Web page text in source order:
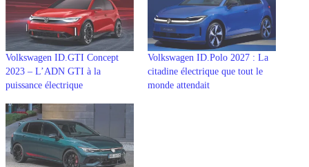
Volkswagen ID.GTI Concept
2023 – L’ADN GTI à la
puissance électrique
Volkswagen ID.Polo 2027 : La
citadine électrique que tout le
monde attendait